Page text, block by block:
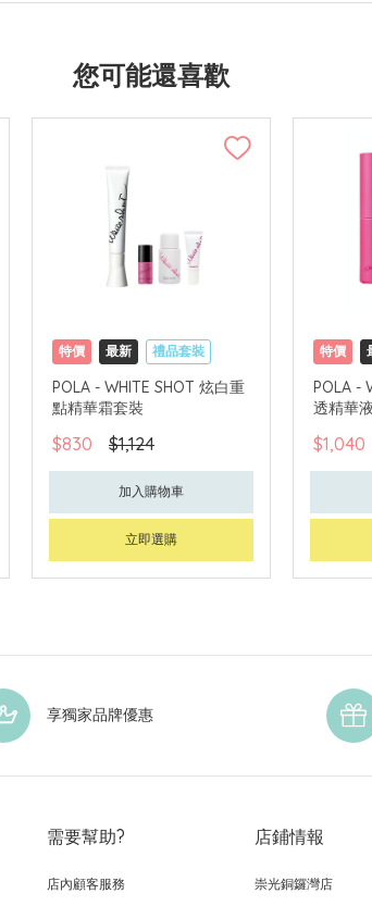
您可能還喜歡
特價 最新
禮品套裝
網購店取
可中國內地配送
POLA - WHITE SHOT 炫白重
點精華霜套裝
$830 $1,124
加入購物車
立即選購
特價
網購店取
POLA -
透精華
$1,040
享獨家品牌優惠
需要幫助?
店內顧客服務
店鋪情報
崇光銅鑼灣店